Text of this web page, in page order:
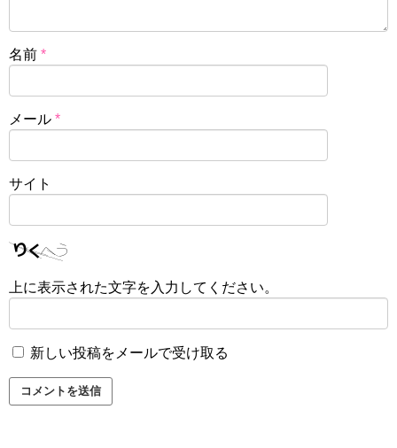
名前 *
メール *
サイト
上に表示された文字を入力してください。
新しい投稿をメールで受け取る